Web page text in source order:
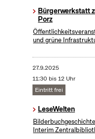
Bürgerwerkstatt
Porz
und grüne
27.9.2025
11:30 bis 12 Uhr
Eintritt frei
LeseWelten
Interim